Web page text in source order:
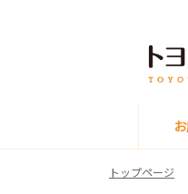
トップページ